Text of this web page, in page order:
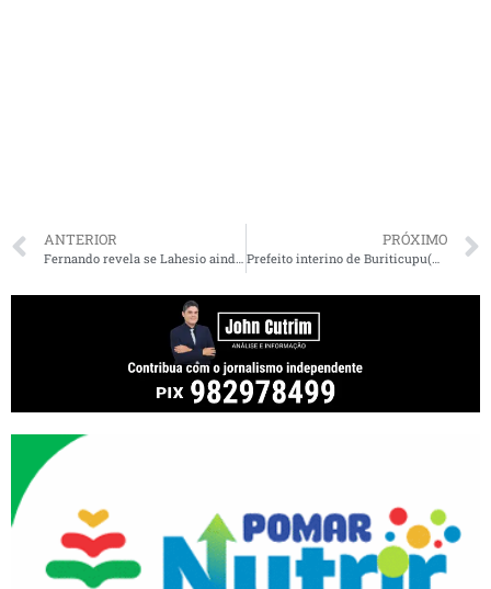
ANTERIOR PRÓXIMO
Prefeito interino de Buriticupu(MA) dá início à reforma administrativa